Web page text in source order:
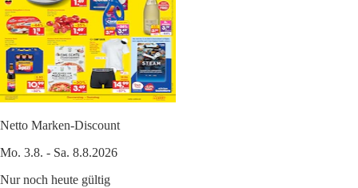
Netto Marken-Discount
Mo. 3.8. - Sa. 8.8.2026
Nur noch heute gültig